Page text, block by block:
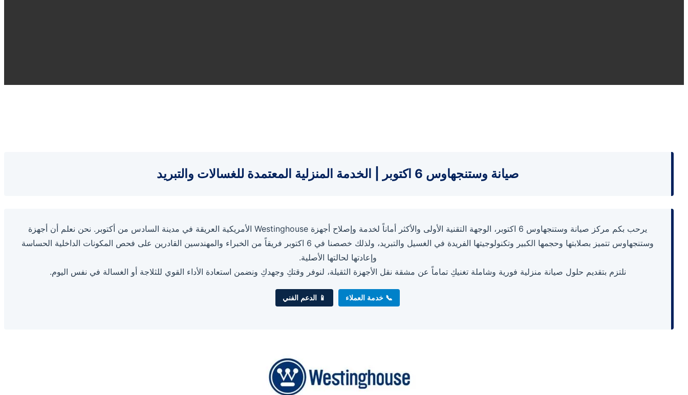
صيانة وستنجهاوس 6 اكتوبر | الخدمة المنزلية المعتمدة للغسالات والتبريد
يرحب بكم مركز صيانة وستنجهاوس 6 اكتوبر، الوجهة التقنية الأولى والأكثر أماناً لخدمة وإصلاح أجهزة Westinghouse الأمريكية العريقة في مدينة السادس من أكتوبر. نحن نعلم أن أجهزة
وستنجهاوس تتميز بصلابتها وحجمها الكبير وتكنولوجيتها الفريدة في الغسيل والتبريد، ولذلك خصصنا في 6 اكتوبر فريقاً من الخبراء والمهندسين القادرين على فحص المكونات الداخلية الحساسة
وإعادتها لحالتها الأصلية.
نلتزم بتقديم حلول صيانة منزلية فورية وشاملة تغنيكِ تماماً عن مشقة نقل الأجهزة الثقيلة، لنوفر وقتكِ وجهدكِ ونضمن استعادة الأداء القوي للثلاجة أو الغسالة في نفس اليوم.
📞 خدمة العملاء 📱 الدعم الفني